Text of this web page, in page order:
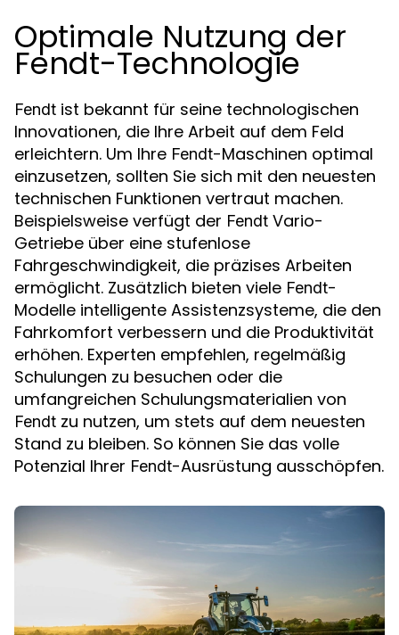
Optimale Nutzung der
Fendt-Technologie
Fendt ist bekannt für seine technologischen
Innovationen, die Ihre Arbeit auf dem Feld
erleichtern. Um Ihre Fendt-Maschinen optimal
einzusetzen, sollten Sie sich mit den neuesten
technischen Funktionen vertraut machen.
Beispielsweise verfügt der Fendt Vario-
Getriebe über eine stufenlose
Fahrgeschwindigkeit, die präzises Arbeiten
ermöglicht. Zusätzlich bieten viele Fendt-
Modelle intelligente Assistenzsysteme, die den
Fahrkomfort verbessern und die Produktivität
erhöhen. Experten empfehlen, regelmäßig
Schulungen zu besuchen oder die
umfangreichen Schulungsmaterialien von
Fendt zu nutzen, um stets auf dem neuesten
Stand zu bleiben. So können Sie das volle
Potenzial Ihrer Fendt-Ausrüstung ausschöpfen.